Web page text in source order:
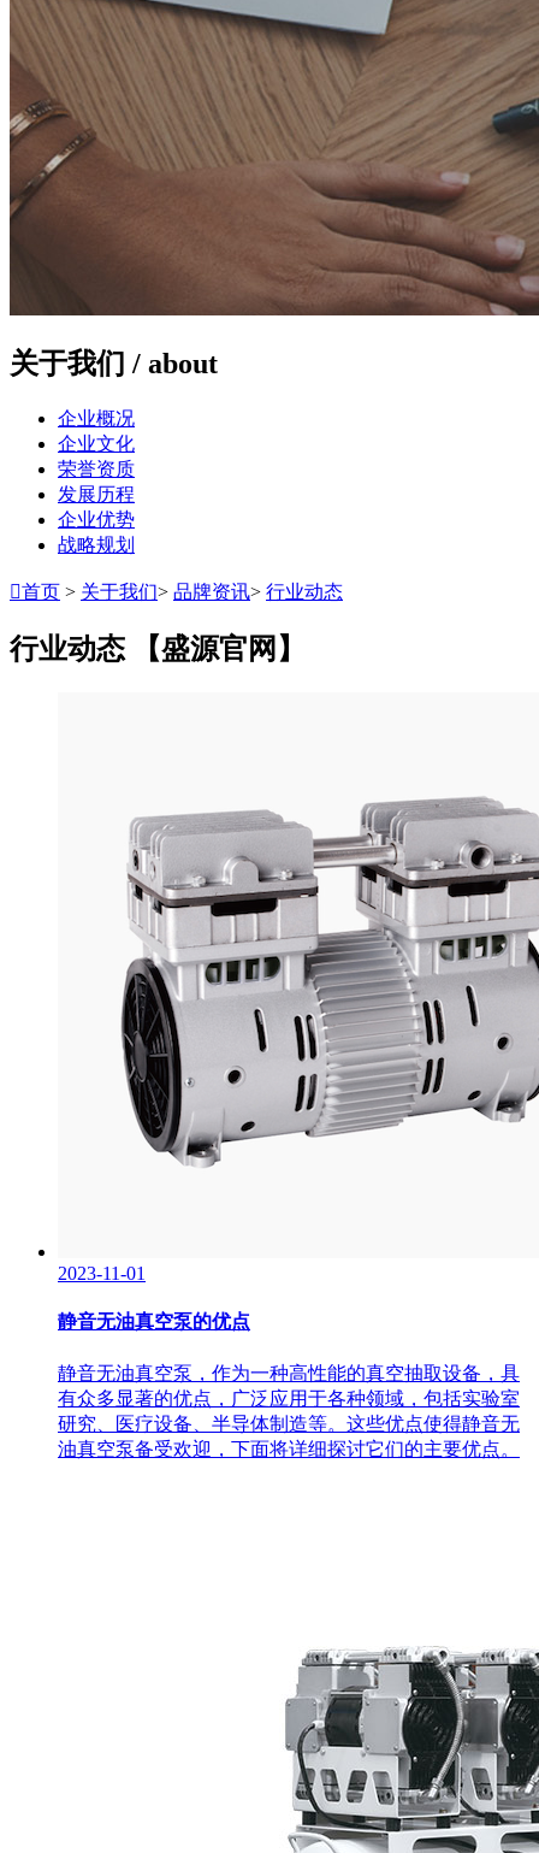
关于我们 / about
企业概况
企业文化
荣誉资质
发展历程
企业优势
战略规划
首页 > 关于我们> 品牌资讯> 行业动态
行业动态 【盛源官网】
2023-11-01
静音无油真空泵的优点
静音无油真空泵，作为一种高性能的真空抽取设备，具
有众多显著的优点，广泛应用于各种领域，包括实验室
研究、医疗设备、半导体制造等。这些优点使得静音无
油真空泵备受欢迎，下面将详细探讨它们的主要优点。